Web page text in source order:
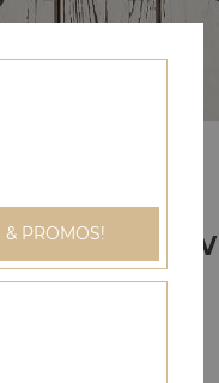
Nos
PROMOS!